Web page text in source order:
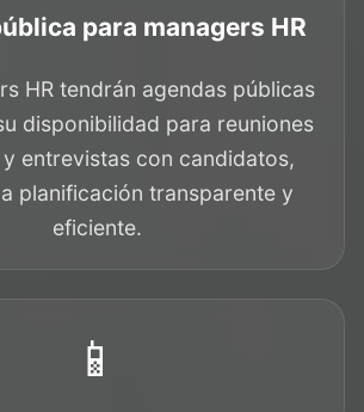
para managers HR
HR tendrán agendas públicas
disponibilidad para reuniones
entrevistas con candidatos,
planificación transparente y
eficiente.
📱